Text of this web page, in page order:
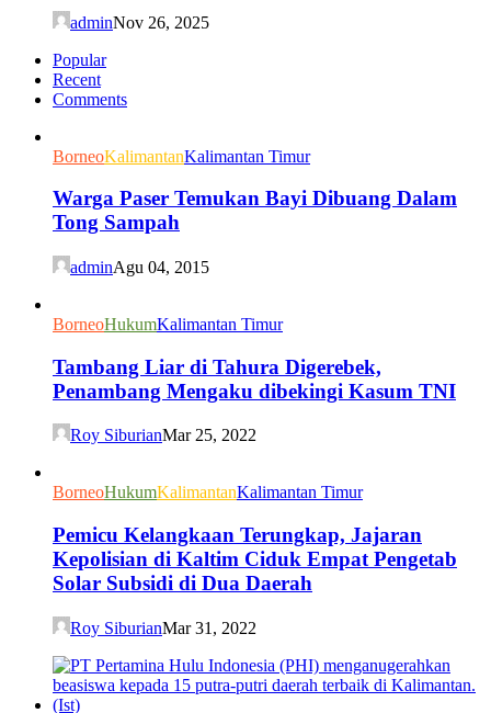
adminNov 26, 2025
Popular
Recent
Comments
BorneoKalimantanKalimantan Timur
Warga Paser Temukan Bayi Dibuang Dalam
Tong Sampah
adminAgu 04, 2015
BorneoHukumKalimantan Timur
Tambang Liar di Tahura Digerebek,
Penambang Mengaku dibekingi Kasum TNI
Roy SiburianMar 25, 2022
BorneoHukumKalimantanKalimantan Timur
Pemicu Kelangkaan Terungkap, Jajaran
Kepolisian di Kaltim Ciduk Empat Pengetab
Solar Subsidi di Dua Daerah
Roy SiburianMar 31, 2022